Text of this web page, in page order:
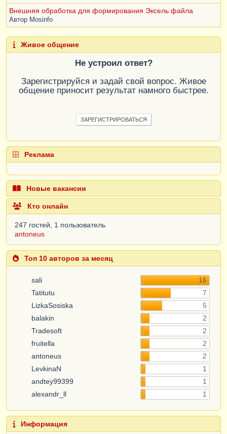
Внешняя обработка для формирования Эксель файла
Автор Mosinfo
Живое общение
Не устроил ответ?
Зарегистрируйся и задай свой вопрос. Живое
общение приносит результат намного быстрее.
ЗАРЕГИСТРИРОВАТЬСЯ
Реклама
Новые вакансии
Кто онлайн
247 гостей, 1 пользователь
antoneus
Топ 10 авторов за месяц
sali
16
Tatitutu
7
LizkaSosiska
5
balakin
2
Tradesoft
2
fruitella
2
antoneus
2
LevkinaN
1
andtey99399
1
alexandr_ll
1
Информация